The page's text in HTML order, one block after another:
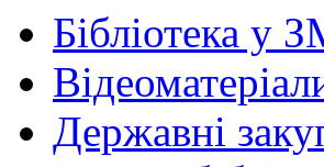
Бібліотека у
Державні